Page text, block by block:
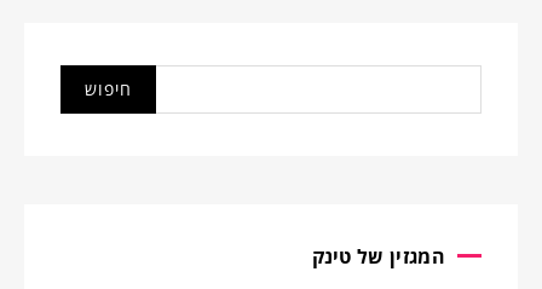
המגזין של טינק